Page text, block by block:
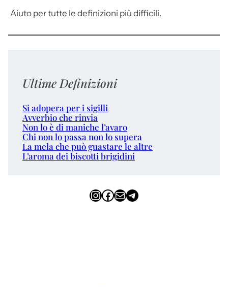
Aiuto per tutte le definizioni più difficili.
Ultime Definizioni
Si adopera per i sigilli
Avverbio che rinvia
Non lo è di maniche l’avaro
Chi non lo passa non lo supera
La mela che può guastare le altre
L’aroma dei biscotti brigidini
InstagramFacebook Email Telegram